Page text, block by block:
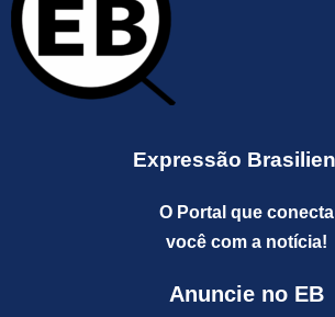
Expressão
O Portal que conecta
você com a notícia!
Anuncie no EB